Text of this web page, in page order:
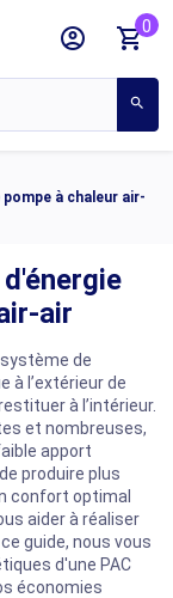
search
account_circle shopping_cart0
à chaleur air-
air
de
à l’extérieur de
à l’intérieur.
et nombreuses,
apport
produire plus
confort optimal
aider à réaliser
guide, nous vous
d'une PAC
économies